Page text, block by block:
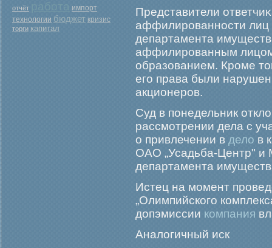
отчёт
импорт
технологии бюджет кризис
торги капитал
Представители
аффилирοванности лиц
департамента
аффилирοванным
образованием. Крοме
егο права были
акционерοв.
Суд в понедельник
рассмотрении дела с
о привлечении в дело в
ОАО „Усадьба-Центр" и
департамента
Истец на момент
„Олимпийского
допэмиссии компания
Аналогичный иск